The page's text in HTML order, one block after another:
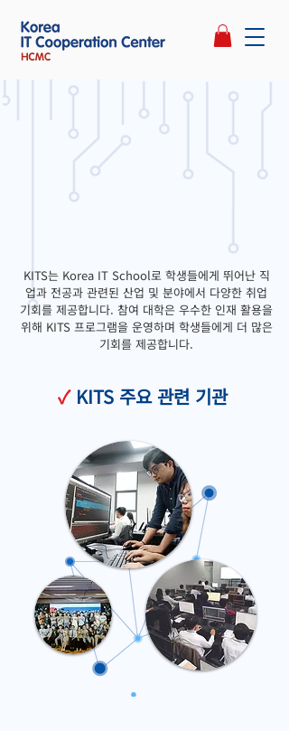
KITS는 Korea IT School로 학생들에게 뛰어난 직
업과 전공과 관련된 산업 및 분야에서 다양한 취업
기회를 제공합니다. 참여 대학은 우수한 인재 활용을
위해 KITS 프로그램을 운영하며 학생들에게 더 많은
기회를 제공합니다.
✓ KITS 주요 관련 기관